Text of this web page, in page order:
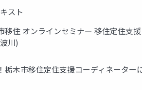
スト
移住 オンラインセミナー 移住定住支
川)
栃木市移住定住支援コーディネーター